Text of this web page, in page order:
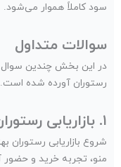
سود کاملاً هموار می‌شود.
سوالات متداول
در این بخش چندین سوال
رستوران آورده شده است.
۱. بازاریابی رستوران از کجا باید شروع شود؟
شروع بازاریابی
منو، تجربه خرید و حضور